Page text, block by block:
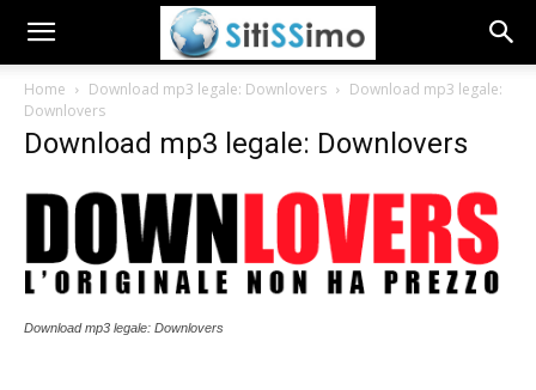
Home Download mp3 legale: Downlovers
Download mp3 legale:
Downlovers
Download mp3 legale: Downlovers
Download mp3 legale: Downlovers